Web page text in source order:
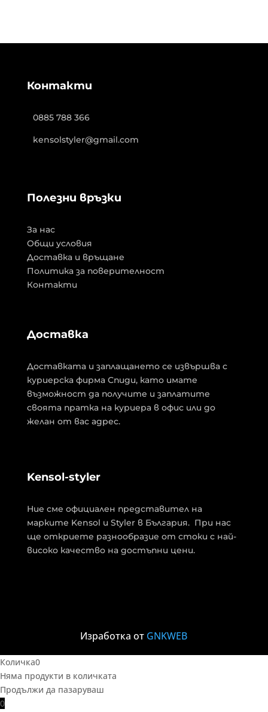
Контакти
0885 788 366
kensolstyler@gmail.com
Полезни връзки
За нас
Общи условия
Доставка и връщане
Политика за поверителност
Контакти
Доставка
Доставката и заплащането се извършва с
куриерска фирма Спиди, като имате
възможност да получите и заплатите
своята пратка на куриера в офис или до
желан от вас адрес.
Kensol-styler
Ние сме официален представител на
марките Kensol и Styler в България. При нас
ще откриете разнообразие от стоки с най-
високо качество на достъпни цени.
Изработка от GNKWEB
Количка0
Няма продукти в количката
Продължи да пазаруваш
0